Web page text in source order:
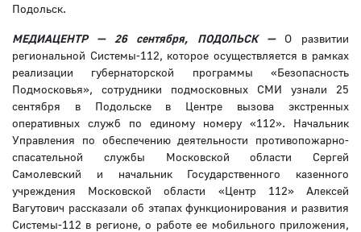
Подольск.
МЕДИАЦЕНТР — 26 сентября, ПОДОЛЬСК — О развитии
региональной Системы-112, которое осуществляется в рамках
реализации губернаторской программы «Безопасность
Подмосковья», сотрудники подмосковных СМИ узнали 25
сентября в Подольске в Центре вызова экстренных
оперативных служб по единому номеру «112». Начальник
Управления по обеспечению деятельности противопожарно-
спасательной службы Московской области Сергей
Самолевский и начальник Государственного казенного
учреждения Московской области «Центр 112» Алексей
Вагутович рассказали об этапах функционирования и развития
Системы-112 в регионе, о работе ее мобильного приложения,